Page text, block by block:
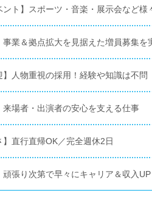
ント】スポーツ・音楽・展示会など様
事業＆拠点拡大を見据えた増員募集を
】人物重視の採用！経験や知識は不問
来場者・出演者の安心を支える仕事
】直行直帰OK／完全週休2日
頑張り次第で早々にキャリア＆収入UP